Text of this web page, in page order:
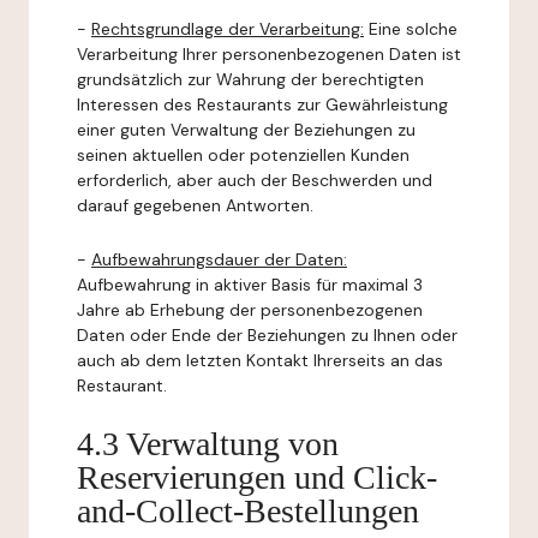
- Rechtsgrundlage der Verarbeitung: Eine solche
Verarbeitung Ihrer personenbezogenen Daten ist
grundsätzlich zur Wahrung der berechtigten
Interessen des Restaurants zur Gewährleistung
einer guten Verwaltung der Beziehungen zu
seinen aktuellen oder potenziellen Kunden
erforderlich, aber auch der Beschwerden und
darauf gegebenen Antworten.
- Aufbewahrungsdauer der Daten:
Aufbewahrung in aktiver Basis für maximal 3
Jahre ab Erhebung der personenbezogenen
Daten oder Ende der Beziehungen zu Ihnen oder
auch ab dem letzten Kontakt Ihrerseits an das
Restaurant.
4.3 Verwaltung von
Reservierungen und Click-
and-Collect-Bestellungen